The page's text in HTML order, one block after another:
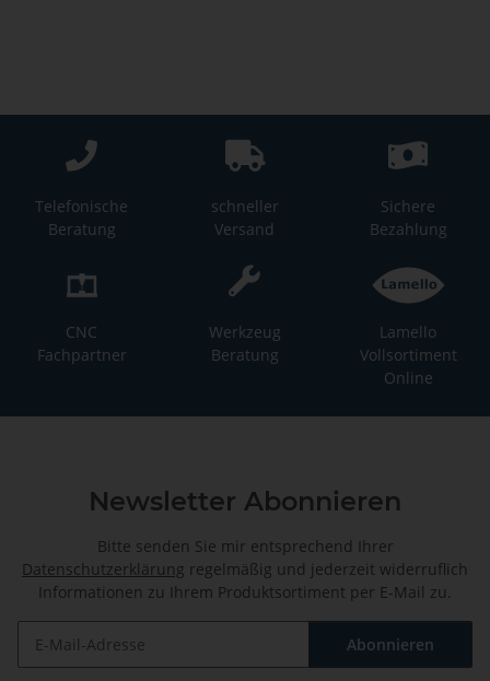
Telefonische
Beratung
schneller
Versand
Sichere
Bezahlung
CNC
Fachpartner
Werkzeug
Beratung
Lamello
Vollsortiment
Online
Newsletter Abonnieren
Bitte senden Sie mir entsprechend Ihrer
Datenschutzerklärung regelmäßig und jederzeit widerruflich
Informationen zu Ihrem Produktsortiment per E-Mail zu.
Abonnieren